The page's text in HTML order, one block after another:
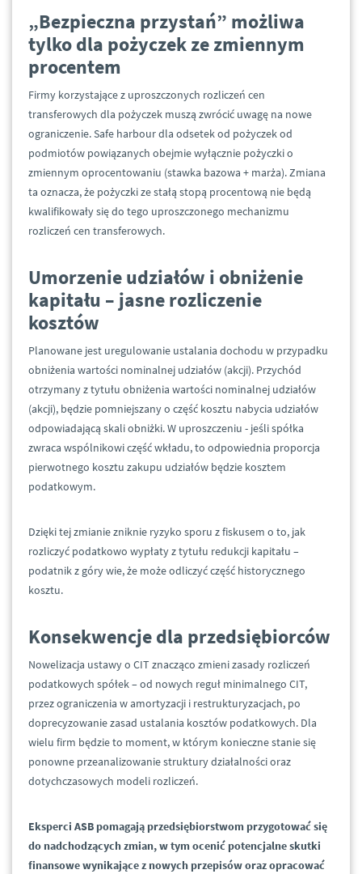
„Bezpieczna przystań” możliwa
tylko dla pożyczek ze zmiennym
procentem
Firmy korzystające z uproszczonych rozliczeń cen
transferowych dla pożyczek muszą zwrócić uwagę na nowe
ograniczenie. Safe harbour dla odsetek od pożyczek od
podmiotów powiązanych obejmie wyłącznie pożyczki o
zmiennym oprocentowaniu (stawka bazowa + marża). Zmiana
ta oznacza, że pożyczki ze stałą stopą procentową nie będą
kwalifikowały się do tego uproszczonego mechanizmu
rozliczeń cen transferowych.
Umorzenie udziałów i obniżenie
kapitału – jasne rozliczenie
kosztów
Planowane jest uregulowanie ustalania dochodu w przypadku
obniżenia wartości nominalnej udziałów (akcji). Przychód
otrzymany z tytułu obniżenia wartości nominalnej udziałów
(akcji), będzie pomniejszany o część kosztu nabycia udziałów
odpowiadającą skali obniżki. W uproszczeniu - jeśli spółka
zwraca wspólnikowi część wkładu, to odpowiednia proporcja
pierwotnego kosztu zakupu udziałów będzie kosztem
podatkowym.
Dzięki tej zmianie zniknie ryzyko sporu z fiskusem o to, jak
rozliczyć podatkowo wypłaty z tytułu redukcji kapitału –
podatnik z góry wie, że może odliczyć część historycznego
kosztu.
Konsekwencje dla przedsiębiorców
Nowelizacja ustawy o CIT znacząco zmieni zasady rozliczeń
podatkowych spółek – od nowych reguł minimalnego CIT,
przez ograniczenia w amortyzacji i restrukturyzacjach, po
doprecyzowanie zasad ustalania kosztów podatkowych. Dla
wielu firm będzie to moment, w którym konieczne stanie się
ponowne przeanalizowanie struktury działalności oraz
dotychczasowych modeli rozliczeń.
Eksperci ASB pomagają przedsiębiorstwom przygotować się
do nadchodzących zmian, w tym ocenić potencjalne skutki
finansowe wynikające z nowych przepisów oraz opracować